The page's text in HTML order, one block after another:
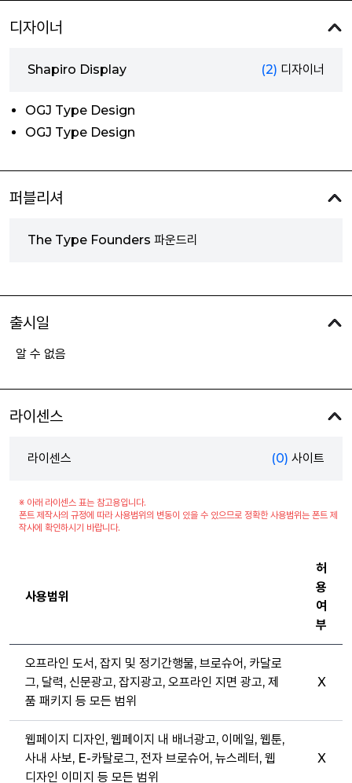
디자이너
Shapiro Display (2) 디자이너
OGJ Type Design
OGJ Type Design
퍼블리셔
The Type Founders 파운드리
출시일
알 수 없음
라이센스
라이센스 (0) 사이트
※ 아래 라이센스 표는 참고용입니다.
폰트 제작사의 규정에 따라 사용범위의 변동이 있을 수 있으므로 정확한 사용범위는 폰트 제
작사에 확인하시기 바랍니다.
사용범위
허
용
여
부
오프라인 도서, 잡지 및 정기간행물, 브로슈어, 카달로
그, 달력, 신문광고, 잡지광고, 오프라인 지면 광고, 제
품 패키지 등 모든 범위
X
웹페이지 디자인, 웹페이지 내 배너광고, 이메일, 웹툰,
사내 사보, E-카탈로그, 전자 브로슈어, 뉴스레터, 웹
디자인 이미지 등 모든 범위
X